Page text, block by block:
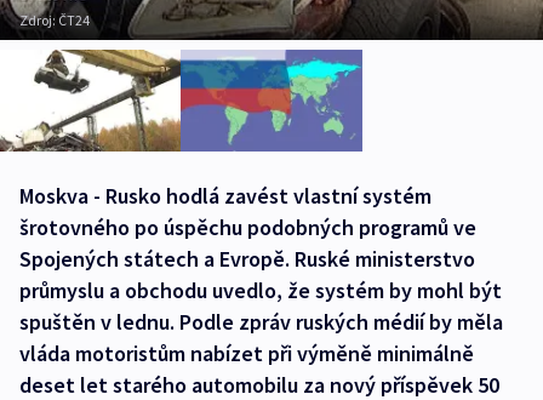
Zdroj: ČT24
Moskva - Rusko hodlá zavést vlastní systém
šrotovného po úspěchu podobných programů ve
Spojených státech a Evropě. Ruské ministerstvo
průmyslu a obchodu uvedlo, že systém by mohl být
spuštěn v lednu. Podle zpráv ruských médií by měla
vláda motoristům nabízet při výměně minimálně
deset let starého automobilu za nový příspěvek 50